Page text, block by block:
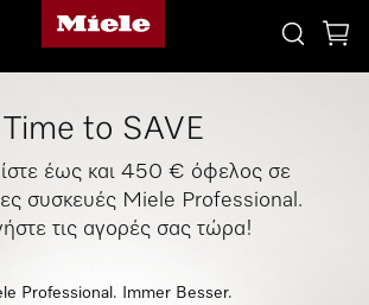
Time to SAVE
έως και 450 € όφελος σε
συσκευές Miele Professional.
τις αγορές σας τώρα!
Professional. Immer Besser.